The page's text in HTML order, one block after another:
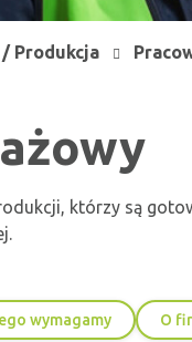
/ Produkcja
którzy są
wymagamy O